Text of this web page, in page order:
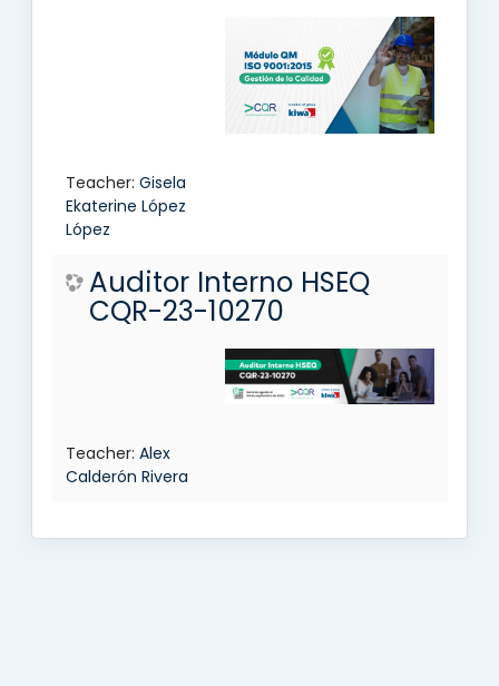
Teacher: Gisela
Ekaterine López
López
Auditor Interno HSEQ
CQR-23-10270
Teacher: Alex
Calderón Rivera